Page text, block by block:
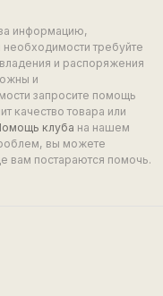
за информацию,
требуйте
и распоряжения
и
запросите помощь
качество товара или
клуба на нашем
вы можете
вам постараются помочь.